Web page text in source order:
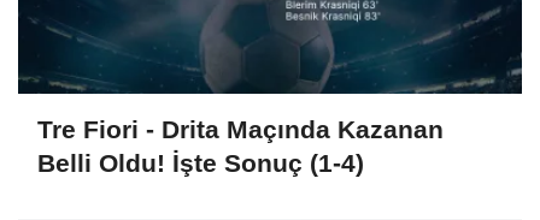
Tre Fiori - Drita Maçında Kazanan
Belli Oldu! İşte Sonuç (1-4)